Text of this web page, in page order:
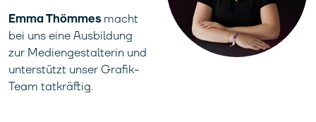
Emma Thömmes macht
bei uns eine Ausbildung
zur Mediengestalterin und
unterstützt unser Grafik-
Team tatkräftig.